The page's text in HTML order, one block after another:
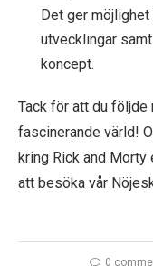
Det ger
utvecklingar
koncept.
Tack för att du följde
fascinerande värld!
kring Rick and Morty
att besöka vår
0